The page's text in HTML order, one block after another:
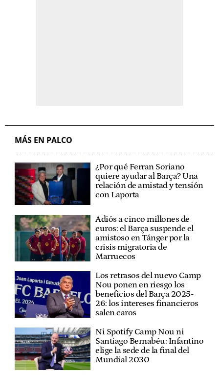
MÁS EN PALCO
¿Por qué Ferran Soriano
quiere ayudar al Barça? Una
relación de amistad y tensión
con Laporta
Adiós a cinco millones de
euros: el Barça suspende el
amistoso en Tánger por la
crisis migratoria de
Marruecos
Los retrasos del nuevo Camp
Nou ponen en riesgo los
beneficios del Barça 2025-
26: los intereses financieros
salen caros
Ni Spotify Camp Nou ni
Santiago Bernabéu: Infantino
elige la sede de la final del
Mundial 2030